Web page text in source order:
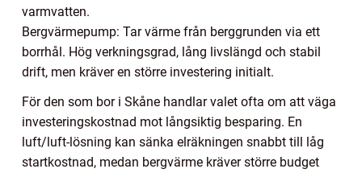
varmvatten.
Bergvärmepump: Tar värme från berggrunden via ett
borrhål. Hög verkningsgrad, lång livslängd och stabil
drift, men kräver en större investering initialt.
För den som bor i Skåne handlar valet ofta om att väga
investeringskostnad mot långsiktig besparing. En
luft/luft-lösning kan sänka elräkningen snabbt till låg
startkostnad, medan bergvärme kräver större budget